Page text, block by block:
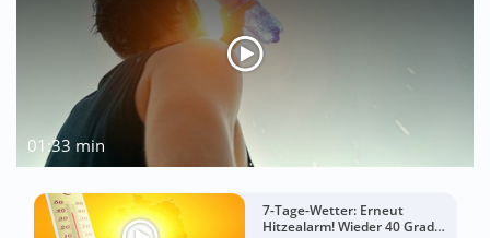
01:33 min
7-Tage-Wetter: Erneut
Hitzealarm! Wieder 40 Grad